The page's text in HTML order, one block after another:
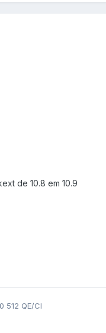
de 10.8 em 10.9
512 QE/CI